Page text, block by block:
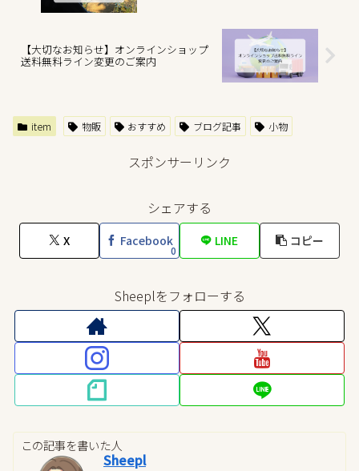
【大切なお知らせ】オンラインショップ
送料無料ライン変更のご案内
item 物販 おすすめ ブログ記事 小物
スポンサーリンク
シェアする
X Facebook
0
LINE コピー
Sheeplをフォローする
この記事を書いた人
Sheepl